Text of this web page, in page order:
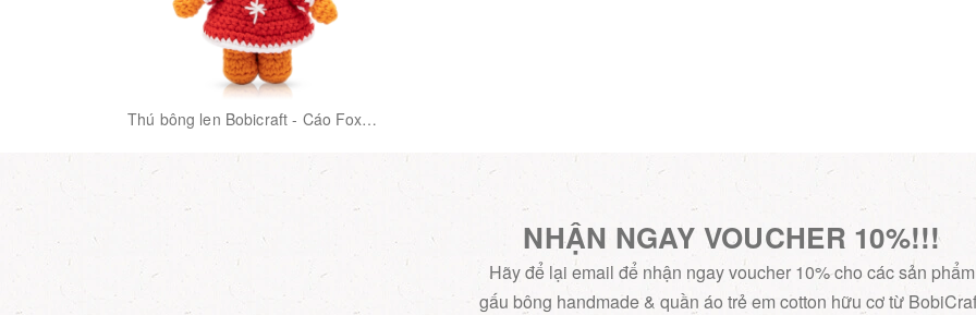
Thú bông len Bobicraft - Cáo Foxie
tặng bé
NHẬN NGAY VOUCHER 10%!!!
Hãy để lại email để nhận ngay voucher 10% cho các sản phẩm
gấu bông handmade & quần áo trẻ em cotton hữu cơ từ